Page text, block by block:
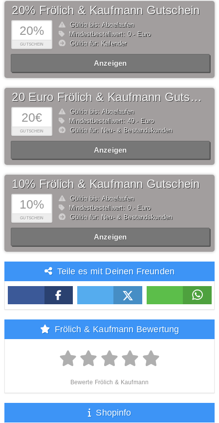
20%
GUTSCHEIN
20% Frölich & Kaufmann Gutschein
Gültig bis: Abgelaufen
Mindestbestellwert: 0,- Euro
Gültig für: Kalender
Anzeigen
20€
GUTSCHEIN
20 Euro Frölich & Kaufmann Gutschein
Gültig bis: Abgelaufen
Mindestbestellwert: 49,- Euro
Gültig für: Neu- & Bestandskunden
Anzeigen
10%
GUTSCHEIN
10% Frölich & Kaufmann Gutschein
Gültig bis: Abgelaufen
Mindestbestellwert: 0,- Euro
Gültig für: Neu- & Bestandskunden
Anzeigen
Teile es mit Deinen Freunden
Frölich & Kaufmann Bewertung
Bewerte Frölich & Kaufmann
Shopinfo